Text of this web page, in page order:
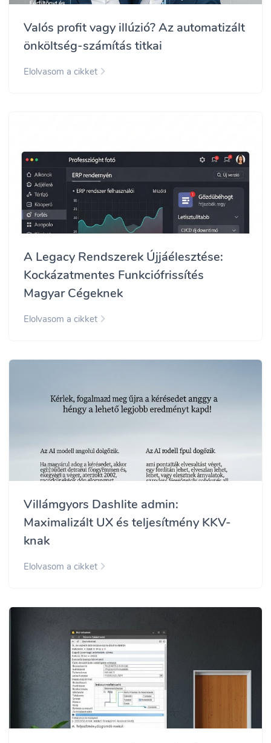
Valós profit vagy illúzió? Az automatizált
önköltség-számítás titkai
Elolvasom a cikket
A Legacy Rendszerek Újjáélesztése:
Kockázatmentes Funkciófrissítés
Magyar Cégeknek
Elolvasom a cikket
Villámgyors Dashlite admin:
Maximalizált UX és teljesítmény KKV-
knak
Elolvasom a cikket